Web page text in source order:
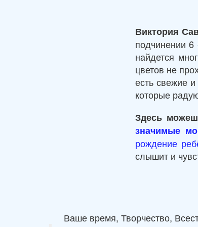
Виктория
подчинении 6
найдется
цветов не
есть свежие
которые
Здесь
значимые
рождение
слышит и
Ваше время, Творчество,